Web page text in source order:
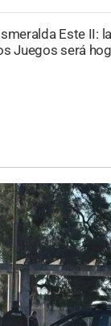
Este II:
Juegos será